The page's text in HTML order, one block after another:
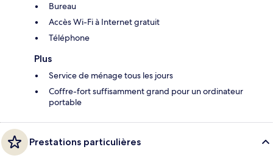
Bureau
Accès Wi-Fi à Internet gratuit
Téléphone
Plus
Service de ménage tous les jours
Coffre-fort suffisamment grand pour un ordinateur
portable
Prestations particulières